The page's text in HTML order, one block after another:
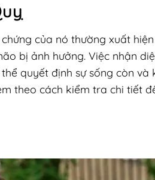
của nó thường xuất
bị ảnh hưởng. Việc nhận
quyết định sự sống còn và
theo cách kiểm tra chi tiết